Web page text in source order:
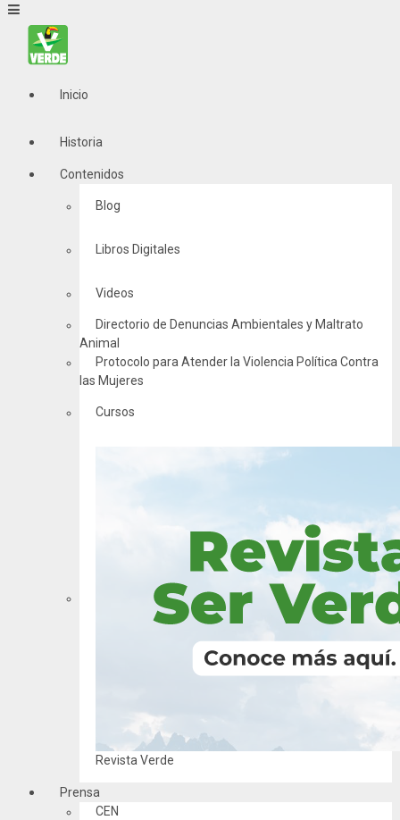
Inicio
Historia
Contenidos
Blog
Libros Digitales
Videos
Directorio de Denuncias Ambientales y Maltrato
Animal
Protocolo para Atender la Violencia Política Contra
las Mujeres
Cursos
Revista Verde
Prensa
CEN